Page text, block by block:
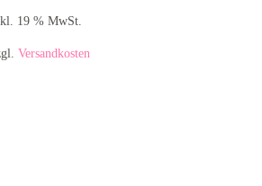
19 % MwSt.
Versandkosten